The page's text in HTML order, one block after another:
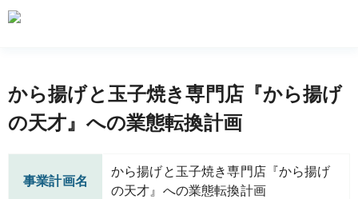
から揚げと玉子焼き専門店『から揚げ
の天才』への業態転換計画
事業計画名
から揚げと玉子焼き専門店『から揚げ
の天才』への業態転換計画